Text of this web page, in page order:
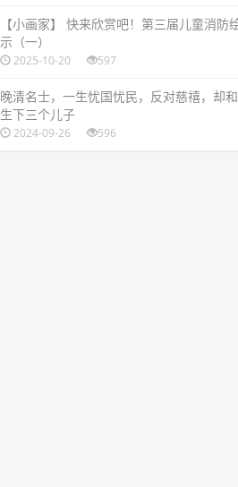
【小画家】 快来欣赏吧！第三届儿童消防
示（一）
2025-10-20 597
晚清名士，一生忧国忧民，反对慈禧，却
生下三个儿子
2024-09-26 596